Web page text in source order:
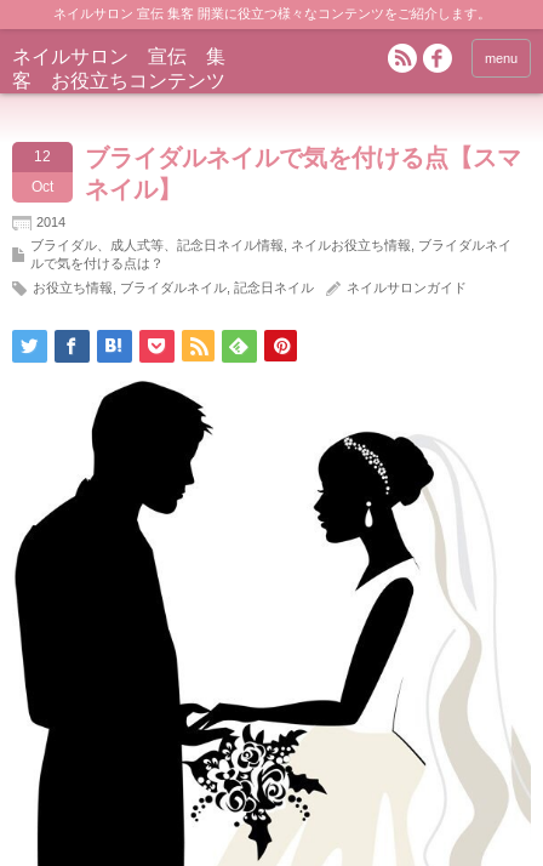
ネイルサロン 宣伝 集客 開業に役立つ様々なコンテンツをご紹介します。
ネイルサロン 宣伝 集
客 お役立ちコンテンツ
menu
12
Oct
ブライダルネイルで気を付ける点【スマ
ネイル】
2014
ブライダル、成人式等、記念日ネイル情報
ネイルお役立ち情報
ブライダルネイ
ルで気を付ける点は？
お役立ち情報
ブライダルネイル 記念日ネイル ネイルサロンガイド